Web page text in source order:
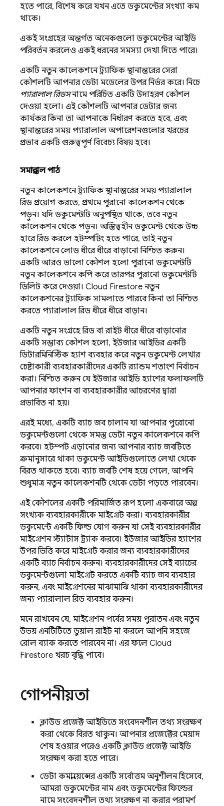
হতে পারে, বিশেষ করে যখন এতে ডকুমেন্টের সংখ্যা কম
থাকে।
একই সংগ্রহের অন্তর্গত অনেকগুলো ডকুমেন্টের আইডি
পরিবর্তন করলেও একই ধরনের সমস্যা দেখা দিতে পারে।
একটি নতুন কালেকশনে ট্র্যাফিক স্থানান্তরের সেরা
কৌশলটি আপনার ডেটা মডেলের উপর নির্ভর করে। নিচে
প্যারালাল রিডসনামে পরিচিত একটি উদাহরণ কৌশল
দেওয়া হলো। এই কৌশলটি আপনার ডেটার জন্য
কার্যকর কিনা তা আপনাকে নির্ধারণ করতে হবে, এবং
স্থানান্তরের সময় প্যারালাল অপারেশনগুলোর খরচের
প্রভাব একটি গুরুত্বপূর্ণ বিবেচ্য বিষয় হবে।
সমান্তরাল পাঠ
নতুন কালেকশনে ট্র্যাফিক স্থানান্তরের সময় প্যারালাল
রিড প্রয়োগ করতে, প্রথমে পুরানো কালেকশন থেকে
পড়ুন। যদি ডকুমেন্টটি অনুপস্থিত থাকে, তবে নতুন
কালেকশন থেকে পড়ুন। অস্তিত্বহীন ডকুমেন্ট থেকে উচ্চ
হারে রিড করলে হটস্পটিং হতে পারে, তাই নতুন
কালেকশনে লোড ধীরে ধীরে বাড়ানো নিশ্চিত করুন।
একটি আরও ভালো কৌশল হলো পুরানো ডকুমেন্টটি
নতুন কালেকশনে কপি করে তারপর পুরানো ডকুমেন্টটি
ডিলিট করে দেওয়া। Cloud Firestore নতুন
কালেকশনের ট্র্যাফিক সামলাতে পারবে কিনা তা নিশ্চিত
করতে প্যারালাল রিড ধীরে ধীরে বাড়ান।
একটি নতুন সংগ্রহে রিড বা রাইট ধীরে ধীরে বাড়ানোর
একটি সম্ভাব্য কৌশল হলো, ইউজার আইডির একটি
ডিটারমিনিস্টিক হ্যাশ ব্যবহার করে নতুন ডকুমেন্ট লেখার
চেষ্টাকারী ব্যবহারকারীদের একটি র‍্যান্ডম শতাংশ নির্বাচন
করা। নিশ্চিত করুন যে ইউজার আইডি হ্যাশের ফলাফলটি
আপনার ফাংশন বা ব্যবহারকারীর আচরণের দ্বারা
প্রভাবিত না হয়।
এরই মধ্যে, একটি ব্যাচ জব চালান যা আপনার পুরোনো
ডকুমেন্টগুলো থেকে সমস্ত ডেটা নতুন কালেকশনে কপি
করবে। হটস্পট এড়ানোর জন্য আপনার ব্যাচ জবটিতে
ক্রমানুসারে থাকা ডকুমেন্ট আইডিগুলোতে লেখা থেকে
বিরত থাকতে হবে। ব্যাচ জবটি শেষ হয়ে গেলে, আপনি
শুধুমাত্র নতুন কালেকশনটি থেকে ডেটা পড়তে পারবেন।
এই কৌশলের একটি পরিমার্জিত রূপ হলো একবারে অল্প
সংখ্যক ব্যবহারকারীকে মাইগ্রেট করা। ব্যবহারকারীর
ডকুমেন্টে একটি ফিল্ড যোগ করুন যা সেই ব্যবহারকারীর
মাইগ্রেশন স্ট্যাটাস ট্র্যাক করবে। ইউজার আইডির হ্যাশের
উপর ভিত্তি করে মাইগ্রেট করার জন্য ব্যবহারকারীদের
একটি ব্যাচ নির্বাচন করুন। ব্যবহারকারীদের সেই ব্যাচের
ডকুমেন্টগুলো মাইগ্রেট করতে একটি ব্যাচ জব ব্যবহার
করুন, এবং মাইগ্রেশনের মাঝামাঝি থাকা ব্যবহারকারীদের
জন্য প্যারালাল রিড ব্যবহার করুন।
মনে রাখবেন যে, মাইগ্রেশন পর্বের সময় পুরাতন এবং নতুন
উভয় এনটিটিতে ডুয়াল রাইট না করলে আপনি সহজে
রোল ব্যাক করতে পারবেন না। এর ফলে Cloud
Firestore খরচ বৃদ্ধি পাবে।
গোপনীয়তা
ক্লাউড প্রজেক্ট আইডিতে সংবেদনশীল তথ্য সংরক্ষণ
করা থেকে বিরত থাকুন। আপনার প্রজেক্টের মেয়াদ
শেষ হওয়ার পরেও একটি ক্লাউড প্রজেক্ট আইডি
সংরক্ষণ করা হতে পারে।
ডেটা কমপ্লায়েন্সের একটি সর্বোত্তম অনুশীলন হিসেবে,
আমরা ডকুমেন্টের নাম এবং ডকুমেন্টের ফিল্ডের
নামে সংবেদনশীল তথ্য সংরক্ষণ না করার পরামর্শ